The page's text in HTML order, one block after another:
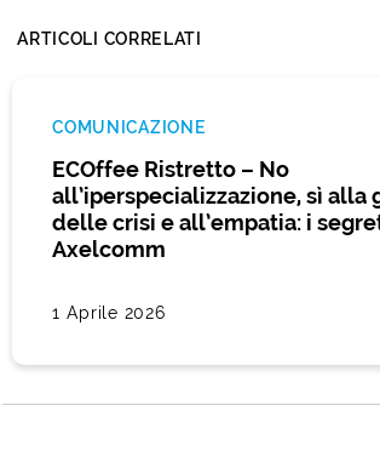
ARTICOLI CORRELATI
COMUNICAZIONE
ECOffee Ristretto – No
all’iperspecializzazione, sì alla
delle crisi e all’empatia: i
Axelcomm
1 Aprile 2026